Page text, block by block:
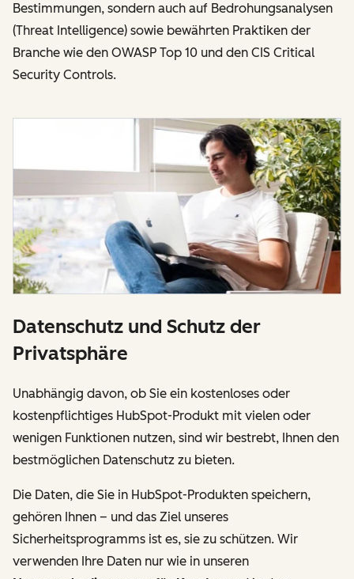
Bestimmungen, sondern auch auf Bedrohungsanalysen
(Threat Intelligence) sowie bewährten Praktiken der
Branche wie den OWASP Top 10 und den CIS Critical
Security Controls.
Datenschutz und Schutz der
Privatsphäre
Unabhängig davon, ob Sie ein kostenloses oder
kostenpflichtiges HubSpot-Produkt mit vielen oder
wenigen Funktionen nutzen, sind wir bestrebt, Ihnen den
bestmöglichen Datenschutz zu bieten.
Die Daten, die Sie in HubSpot-Produkten speichern,
gehören Ihnen – und das Ziel unseres
Sicherheitsprogramms ist es, sie zu schützen. Wir
verwenden Ihre Daten nur wie in unseren